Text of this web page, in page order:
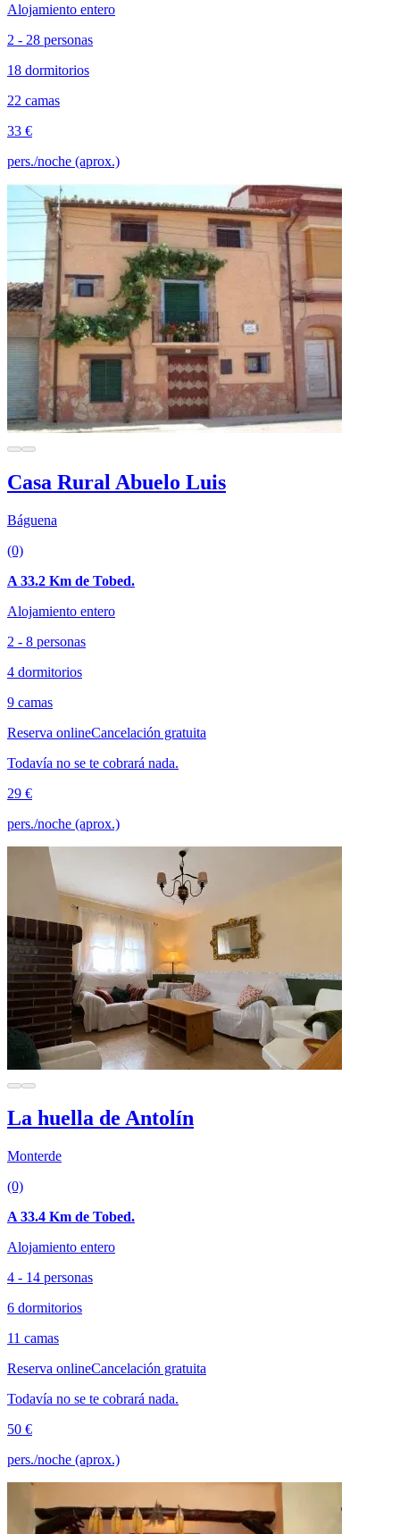
Alojamiento entero
2 - 28 personas
18 dormitorios
22 camas
33 €
pers./noche (aprox.)
Casa Rural Abuelo Luis
Báguena
(0)
A 33.2 Km de Tobed.
Alojamiento entero
2 - 8 personas
4 dormitorios
9 camas
Reserva onlineCancelación gratuita
Todavía no se te cobrará nada.
29 €
pers./noche (aprox.)
La huella de Antolín
Monterde
(0)
A 33.4 Km de Tobed.
Alojamiento entero
4 - 14 personas
6 dormitorios
11 camas
Reserva onlineCancelación gratuita
Todavía no se te cobrará nada.
50 €
pers./noche (aprox.)